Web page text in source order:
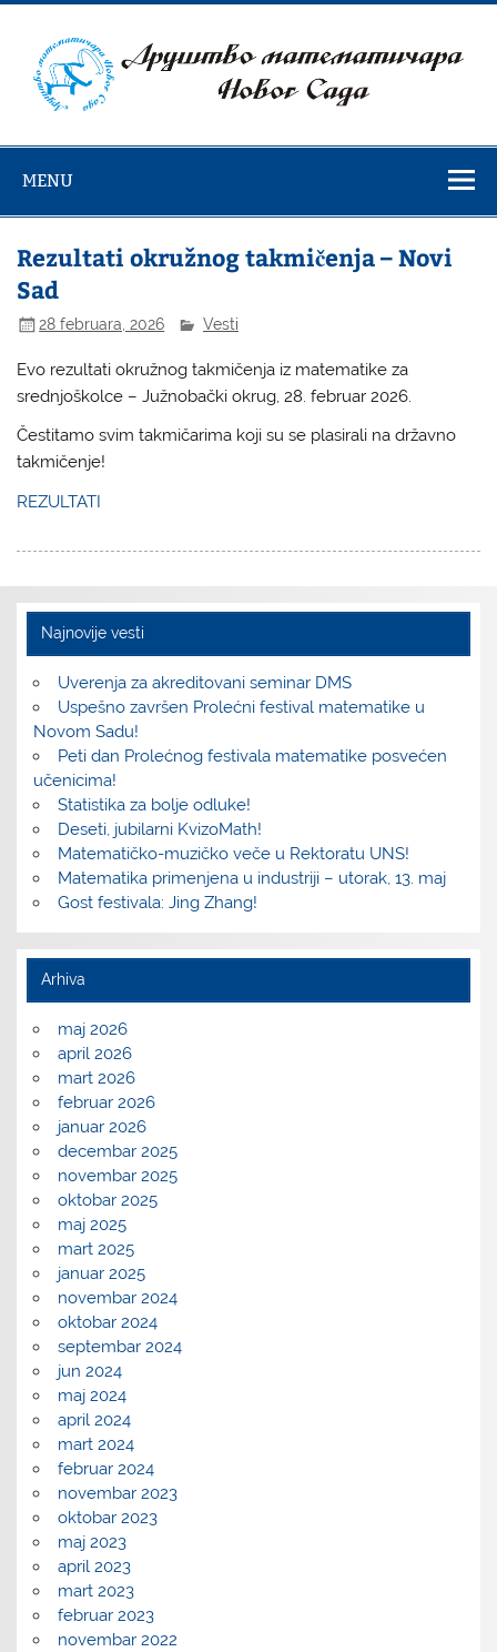
Skip
content
matematičara
Novog Sada
MENU
Rezultati okružnog takmičenja – Novi
Sad
28 februara, 2026 Vesti
Evo rezultati okružnog takmičenja iz matematike za
srednjoškolce – Južnobački okrug, 28. februar 2026.
Čestitamo svim takmičarima koji su se plasirali na državno
takmičenje!
REZULTATI
Najnovije vesti
Uverenja za akreditovani seminar DMS
Uspešno završen Prolećni festival matematike u
Novom Sadu!
Peti dan Prolećnog festivala matematike posvećen
učenicima!
Statistika za bolje odluke!
Deseti, jubilarni KvizoMath!
Matematičko-muzičko veče u Rektoratu UNS!
Matematika primenjena u industriji – utorak, 13. maj
Gost festivala: Jing Zhang!
Arhiva
maj 2026
april 2026
mart 2026
februar 2026
januar 2026
decembar 2025
novembar 2025
oktobar 2025
maj 2025
mart 2025
januar 2025
novembar 2024
oktobar 2024
septembar 2024
jun 2024
maj 2024
april 2024
mart 2024
februar 2024
novembar 2023
oktobar 2023
maj 2023
april 2023
mart 2023
februar 2023
novembar 2022